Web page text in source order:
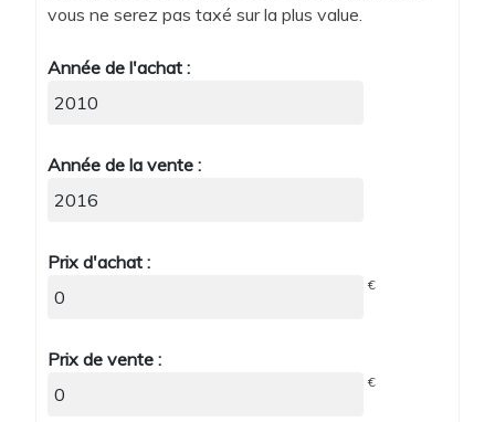
vous ne serez pas taxé sur la plus value.
Année de l'achat :
Année de la vente :
Prix d'achat :
€
Prix de vente :
€